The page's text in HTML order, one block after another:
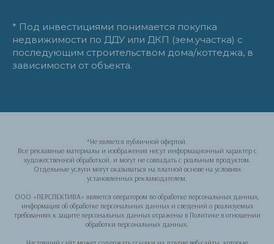
* Под инвестициями понимается покупка
недвижимости по ДДУ или ДКП (зем.участка) с
последующим строительством дома/коттеджа, в
зависимости от объекта.
*Не является публичной офертой.
Все рекламные материалы и изображения несут информационный характер с
художественной обработкой, и могут не совпадать с реальным продуктом.
Отдельные услуги могут оказываться на платной основе на условиях
установленных рекламодателем.
ООО «ПЕРСПЕКТИВА» является оператором по обработке персональных данных,
информация об обработке персональных данных и сведений о реализуемых
требованиях к защите персональных данных отражены в Политике в отношении
обработки персональных данных.